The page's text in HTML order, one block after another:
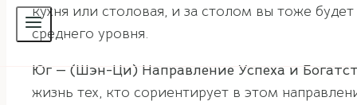
кухня или столовая, и за столом вы тоже
среднего уровня.
Юг — (Шэн-Ци) Направление Успеха и
жизнь тех, кто сориентирует в этом